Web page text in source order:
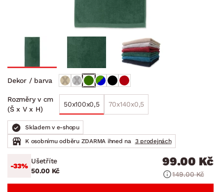
Dekor / barva
Rozměry v cm
(Š x V x H)
50x100x0,5 70x140x0,5
Skladem v e-shopu
K osobnímu odběru ZDARMA ihned na
3 prodejnách
-33%
Ušetříte
50.00 Kč
99.00 Kč
149.00 Kč